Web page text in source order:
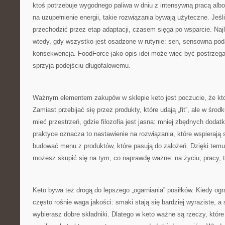
ktoś potrzebuje wygodnego paliwa w dniu z intensywną pracą
na uzupełnienie energii, takie rozwiązania bywają użyteczne.
przechodzić przez etap adaptacji, czasem sięga po wsparcie.
wtedy, gdy wszystko jest osadzone w rutynie: sen, sensowna
konsekwencja. FoodForce jako opis idei może więc być
sprzyja podejściu długofalowemu.
Ważnym elementem zakupów w sklepie keto jest poczucie, że
Zamiast przebijać się przez produkty, które udają „fit”, ale w
mieć przestrzeń, gdzie filozofia jest jasna: mniej zbędnych
praktyce oznacza to nastawienie na rozwiązania, które wspierają
budować menu z produktów, które pasują do założeń. Dzięki
możesz skupić się na tym, co naprawdę ważne: na życiu, pracy,
Keto bywa też drogą do lepszego „ogarniania” posiłków. Kiedy
często rośnie waga jakości: smaki stają się bardziej wyraziste,
wybierasz dobre składniki. Dlatego w keto ważne są rzeczy,